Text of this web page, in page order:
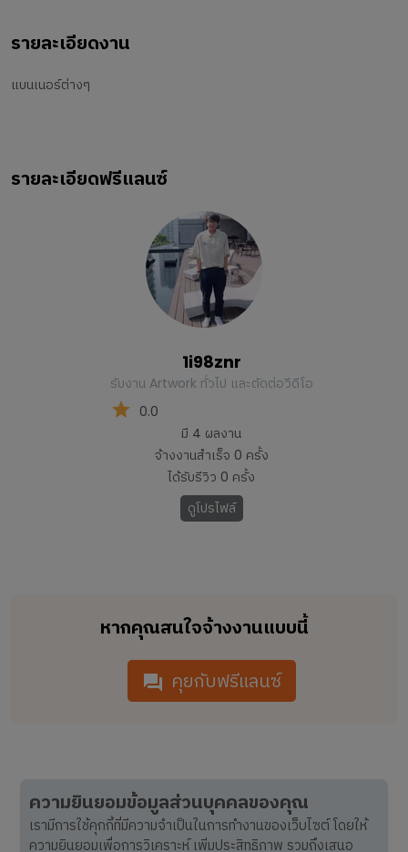
รายละเอียดงาน
แบนเนอร์ต่างๆ
รายละเอียดฟรีแลนซ์
1i98znr
รับงาน Artwork ทั่วไป และตัดต่อวีดีโอ
0.0
มี 4 ผลงาน
จ้างงานสำเร็จ 0 ครั้ง
ได้รับรีวิว 0 ครั้ง
ดูโปรไฟล์
หากคุณสนใจจ้างงานแบบนี้
คุยกับฟรีแลนซ์
ความยินยอมข้อมูลส่วนบุคคลของคุณ
เรามีการใช้คุกกี้ที่มีความจำเป็นในการทำงานของเว็บไซต์ โดยให้
ความยินยอมเพื่อการวิเคราะห์ เพิ่มประสิทธิภาพ รวมถึงเสนอ